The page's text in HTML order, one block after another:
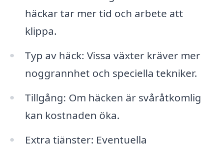
häckar tar mer tid och arbete att
klippa.
Typ av häck: Vissa växter kräver mer
noggrannhet och speciella tekniker.
Tillgång: Om häcken är svåråtkomlig
kan kostnaden öka.
Extra tjänster: Eventuella